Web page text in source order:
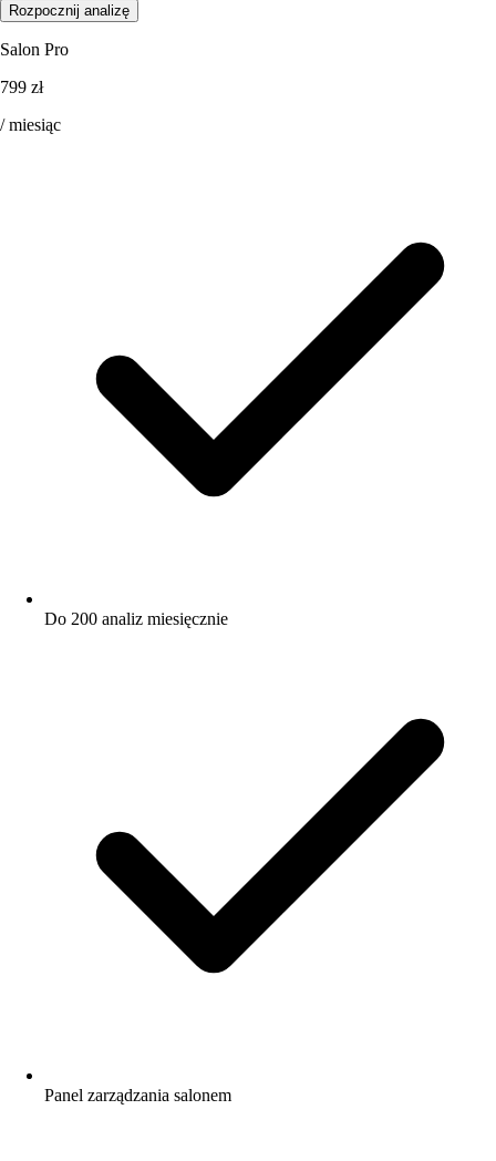
Rozpocznij analizę
Salon Pro
799 zł
/ miesiąc
Do 200 analiz miesięcznie
Panel zarządzania salonem